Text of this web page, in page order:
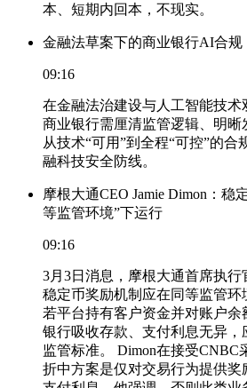
本、短期内回本，不现实。
金融法草案下的商业银行AI合规
09:16
在金融法治建设与人工智能技术
商业银行需厘清监管逻辑、明晰
从技术“可用”到全程“可控”的合
融科技安全防线。
摩根大通CEO Jamie Dimon：稳
等监管环境”下运行
09:16
3月3日消息，摩根大通首席执行
稳定币奖励机制应在同等监管环
若平台持有客户资金并对账户
银行吸收存款、支付利息无异，
监管标准。 Dimon在接受CNBC
折中方案是仅对交易行为提供奖